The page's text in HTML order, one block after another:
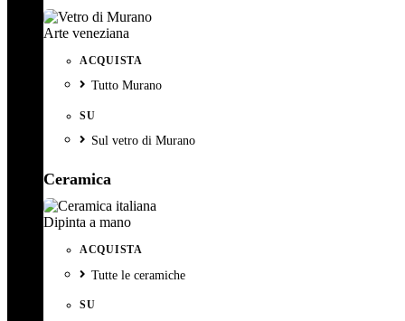
Arte veneziana
ACQUISTA
Tutto Murano
SU
Sul vetro di Murano
Ceramica
Dipinta a mano
ACQUISTA
Tutte le ceramiche
SU